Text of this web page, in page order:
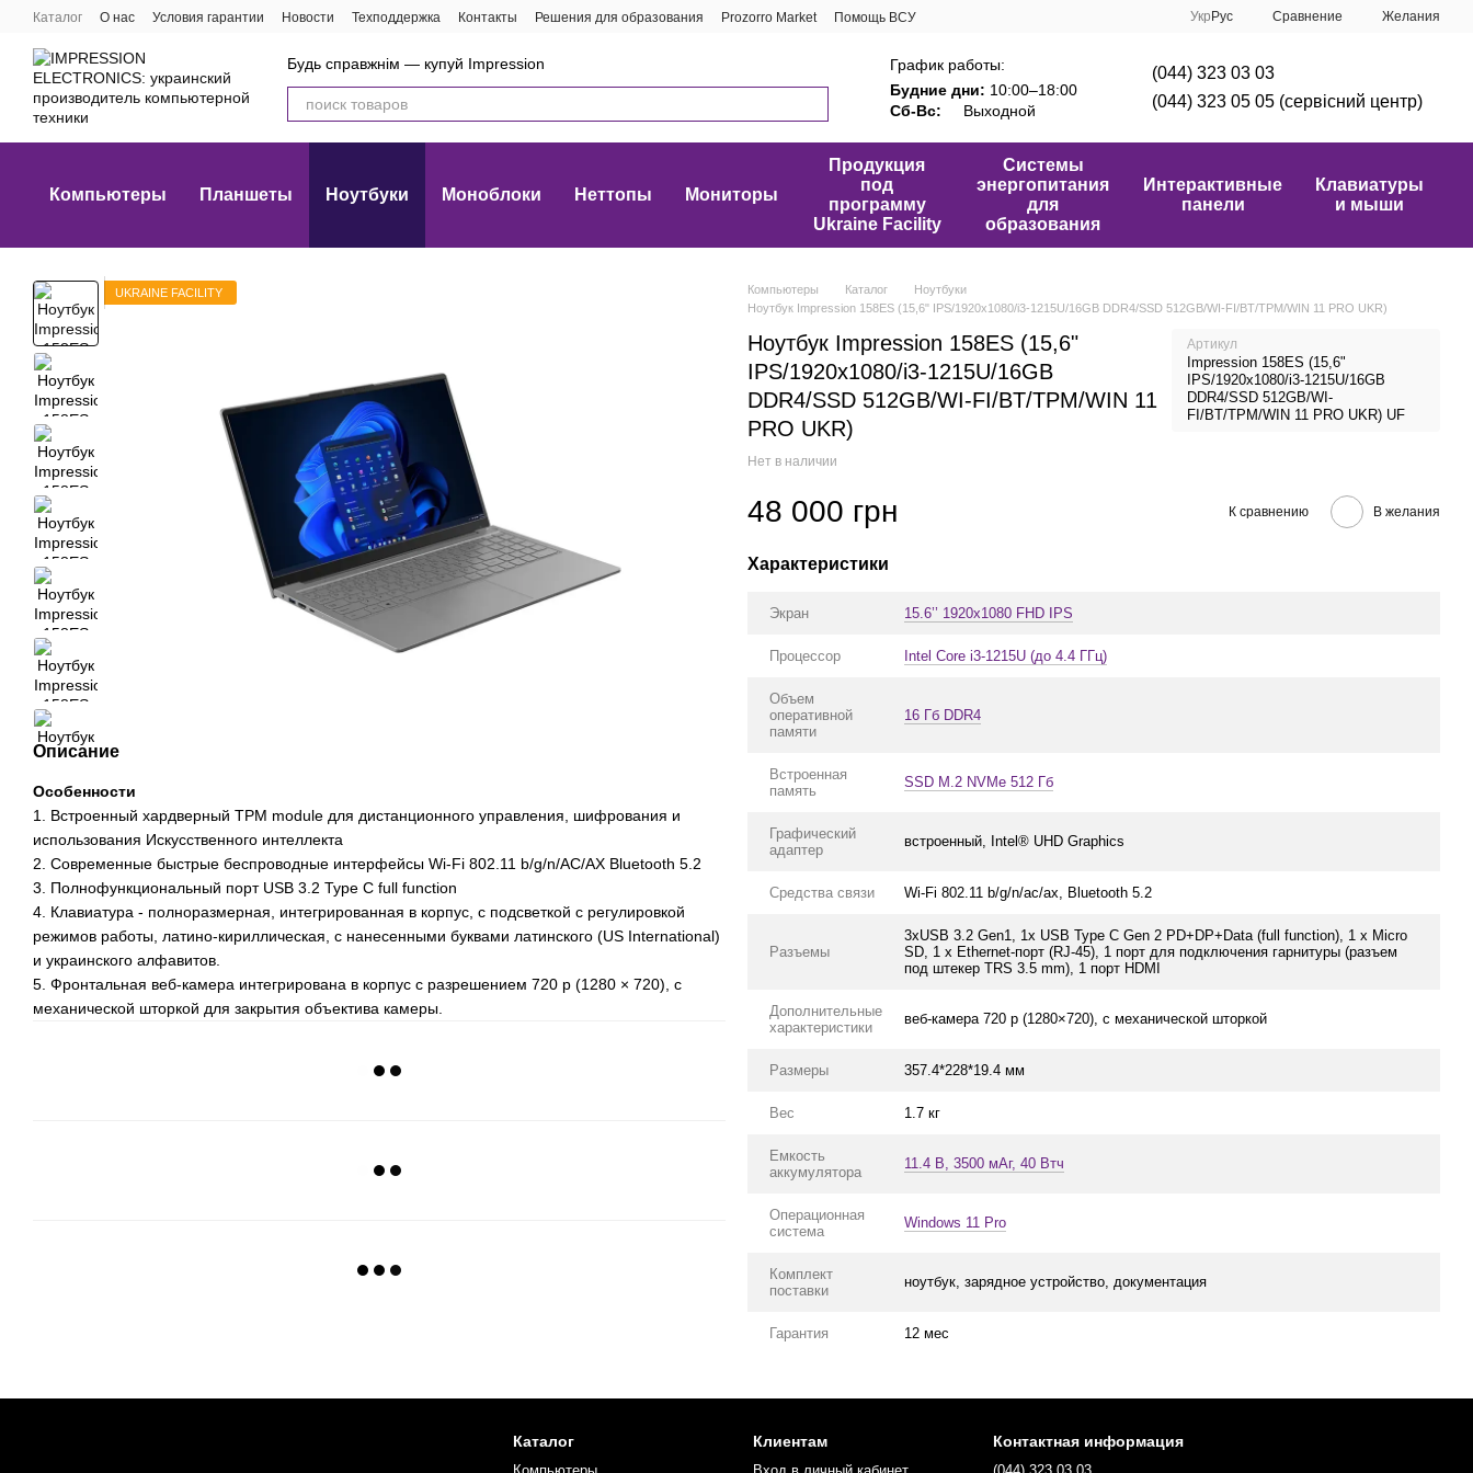
Перейти к основному контенту
Каталог О нас Условия гарантии Новости Техподдержка Контакты Решения для образования Prozorro Market Помощь ВСУ Укр Рус Сравнение Желания
Будь справжнім — купуй Impression
График работы:
Будние дни: 10:00–18:00
Сб-Вс:
Выходной
(044) 323 03 03
(044) 323 05 05 (сервісний центр)
Компьютеры Планшеты Ноутбуки Моноблоки Неттопы Мониторы
Продукция
под
программу
Ukraine Facility
Системы
энергопитания
для
образования
Интерактивные
панели
Клавиатуры
и мыши
UKRAINE FACILITY
Описание
Особенности
1. Встроенный хардверный TPM module для дистанционного управления, шифрования и
использования Искусственного интеллекта
2. Современные быстрые беспроводные интерфейсы Wi-Fi 802.11 b/g/n/AC/AX Bluetooth 5.2
3. Полнофункциональный порт USB 3.2 Type C full function
4. Клавиатура - полноразмерная, интегрированная в корпус, с подсветкой с регулировкой
режимов работы, латино-кириллическая, с нанесенными буквами латинского (US International)
и украинского алфавитов.
5. Фронтальная веб-камера интегрирована в корпус с разрешением 720 p (1280 × 720), с
механической шторкой для закрытия объектива камеры.
Компьютеры Каталог
Ноутбуки
Ноутбук Impression 158ES (15,6" IPS/1920x1080/i3-1215U/16GB DDR4/SSD 512GB/WI-FI/BT/TPM/WIN 11 PRO UKR)
Ноутбук Impression 158ES (15,6"
IPS/1920x1080/i3-1215U/16GB
DDR4/SSD 512GB/WI-FI/BT/TPM/WIN 11
PRO UKR)
Артикул
Impression 158ES (15,6"
IPS/1920x1080/i3-1215U/16GB
DDR4/SSD 512GB/WI-
FI/BT/TPM/WIN 11 PRO UKR) UF
Нет в наличии
48 000 грн К сравнению В желания
Характеристики
Экран 15.6’’ 1920x1080 FHD IPS
Процессор Intel Core i3-1215U (до 4.4 ГГц)
Объем
оперативной
памяти
16 Гб DDR4
Встроенная
память
SSD M.2 NVMe 512 Гб
Графический
адаптер
встроенный, Intel® UHD Graphics
Средства связи Wi-Fi 802.11 b/g/n/ac/ax, Bluetooth 5.2
Разъемы
3xUSB 3.2 Gen1, 1x USB Type C Gen 2 PD+DP+Data (full function), 1 x Micro
SD, 1 x Ethernet-порт (RJ-45), 1 порт для подключения гарнитуры (разъем
под штекер TRS 3.5 mm), 1 порт HDMI
Дополнительные
характеристики
веб-камера 720 p (1280×720), с механической шторкой
Размеры 357.4*228*19.4 мм
Вес 1.7 кг
Емкость
аккумулятора
11.4 В, 3500 мАг, 40 Втч
Операционная
система
Windows 11 Pro
Комплект
поставки
ноутбук, зарядное устройство, документация
Гарантия 12 мес
Каталог Клиентам Контактная информация